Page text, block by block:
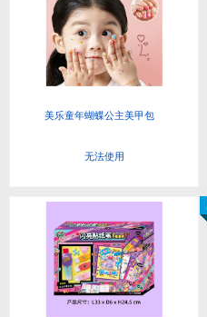
美乐童年蝴蝶公主美甲包
无法使用